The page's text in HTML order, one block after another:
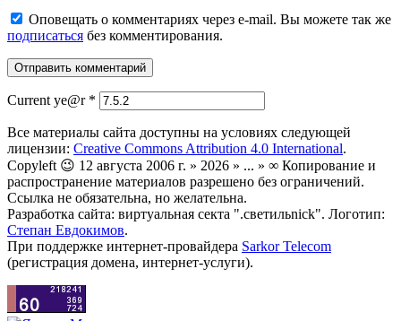
Оповещать о комментариях через e-mail. Вы можете так же
подписаться без комментирования.
Current ye@r *
Все материалы сайта доступны на условиях следующей
лицензии: Creative Commons Attribution 4.0 International.
Copyleft 😉 12 августа 2006 г. » 2026 » ... » ∞ Копирование и
распространение материалов разрешено без ограничений.
Ссылка не обязательна, но желательна.
Разработка сайта: виртуальная секта ".светильnick". Логотип:
Степан Евдокимов.
При поддержке интернет-провайдера Sarkor Telecom
(регистрация домена, интернет-услуги).